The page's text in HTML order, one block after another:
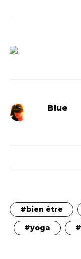
Blue
bien être
yoga